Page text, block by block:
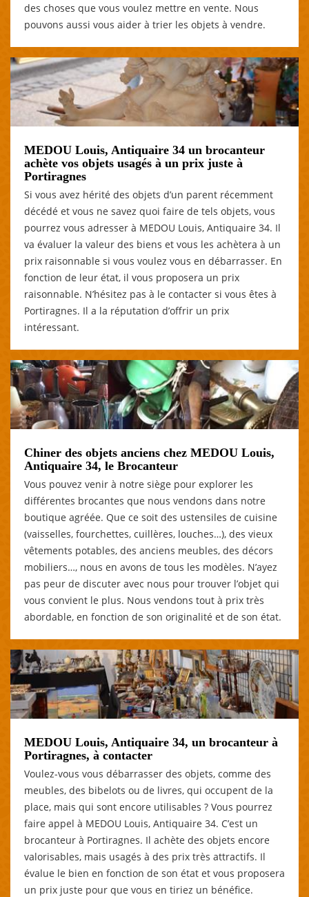
des choses que vous voulez mettre en vente. Nous
pouvons aussi vous aider à trier les objets à vendre.
MEDOU Louis, Antiquaire 34 un brocanteur
achète vos objets usagés à un prix juste à
Portiragnes
Si vous avez hérité des objets d’un parent récemment
décédé et vous ne savez quoi faire de tels objets, vous
pourrez vous adresser à MEDOU Louis, Antiquaire 34. Il
va évaluer la valeur des biens et vous les achètera à un
prix raisonnable si vous voulez vous en débarrasser. En
fonction de leur état, il vous proposera un prix
raisonnable. N’hésitez pas à le contacter si vous êtes à
Portiragnes. Il a la réputation d’offrir un prix
intéressant.
Chiner des objets anciens chez MEDOU Louis,
Antiquaire 34, le Brocanteur
Vous pouvez venir à notre siège pour explorer les
différentes brocantes que nous vendons dans notre
boutique agréée. Que ce soit des ustensiles de cuisine
(vaisselles, fourchettes, cuillères, louches…), des vieux
vêtements potables, des anciens meubles, des décors
mobiliers…, nous en avons de tous les modèles. N’ayez
pas peur de discuter avec nous pour trouver l’objet qui
vous convient le plus. Nous vendons tout à prix très
abordable, en fonction de son originalité et de son état.
MEDOU Louis, Antiquaire 34, un brocanteur à
Portiragnes, à contacter
Voulez-vous vous débarrasser des objets, comme des
meubles, des bibelots ou de livres, qui occupent de la
place, mais qui sont encore utilisables ? Vous pourrez
faire appel à MEDOU Louis, Antiquaire 34. C’est un
brocanteur à Portiragnes. Il achète des objets encore
valorisables, mais usagés à des prix très attractifs. Il
évalue le bien en fonction de son état et vous proposera
un prix juste pour que vous en tiriez un bénéfice.